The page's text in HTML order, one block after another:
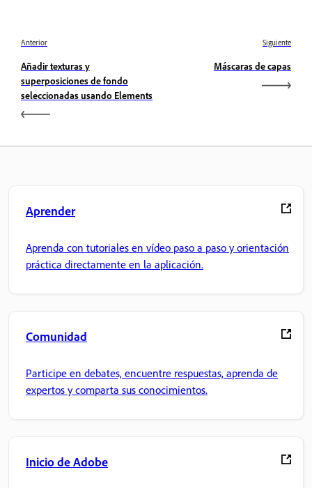
Anterior
Añadir texturas y
superposiciones de fondo
seleccionadas usando Elements
Siguiente
Máscaras de capas
Aprender
Aprenda con tutoriales en vídeo paso a paso y orientación
práctica directamente en la aplicación.
Comunidad
Participe en debates, encuentre respuestas, aprenda de
expertos y comparta sus conocimientos.
Inicio de Adobe